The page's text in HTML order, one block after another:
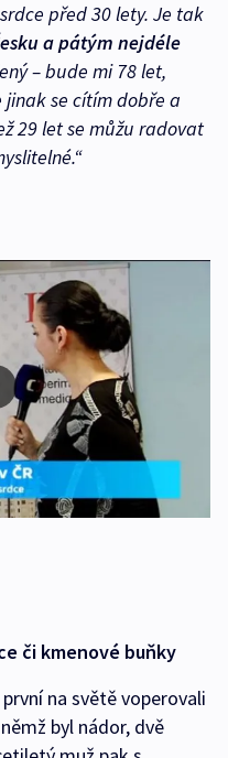
před 30 lety. Je tak
a pátým nejdéle
– bude mi 78 let,
se cítím dobře a
29 let se můžu radovat
či kmenové buňky
na světě voperovali
byl nádor, dvě